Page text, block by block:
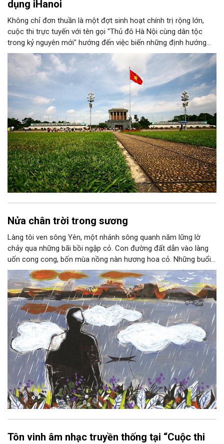
dụng iHanoi
Không chỉ đơn thuần là một đợt sinh hoạt chính trị rộng lớn,
cuộc thi trực tuyến với tên gọi "Thủ đô Hà Nội cùng dân tộc
trong kỷ nguyên mới" hướng đến việc biến những định hướng
chiến lược trong Nghị quyết số 02-NQ/TW của Bộ Chính trị
thành niềm tin, thành nhận thức chung của mỗi người dân.
Nửa chân trời trong sương
Làng tôi ven sông Yên, một nhánh sông quanh năm lững lờ
chảy qua những bãi bồi ngập cỏ. Con đường đất dẫn vào làng
uốn cong cong, bốn mùa nồng nàn hương hoa cỏ. Những buổi
hoàng hôn, khi nắng đã dịu xuống phía cuối sông, đám hoa tím
lại thẫm màu như có ai vừa rắc lên một lớp khói.
Tôn vinh âm nhạc truyền thống tại “Cuộc thi